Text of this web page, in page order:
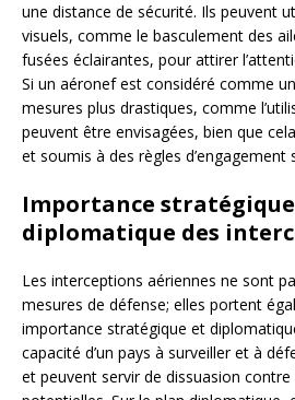
une distance de sécurité. Ils peuvent
visuels, comme le basculement des
fusées éclairantes, pour attirer
Si un aéronef est considéré comme
mesures plus drastiques, comme
peuvent être envisagées, bien que
et soumis à des règles d’engagement
Importance
diplomatique des
Les interceptions aériennes ne sont
mesures de défense; elles portent
importance stratégique et
capacité d’un pays à surveiller et à
et peuvent servir de dissuasion